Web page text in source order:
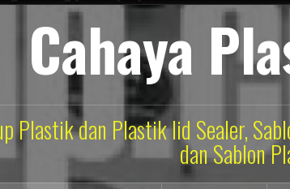
Cahaya
Plastik dan Plastik lid Sealer,
dan Sablon